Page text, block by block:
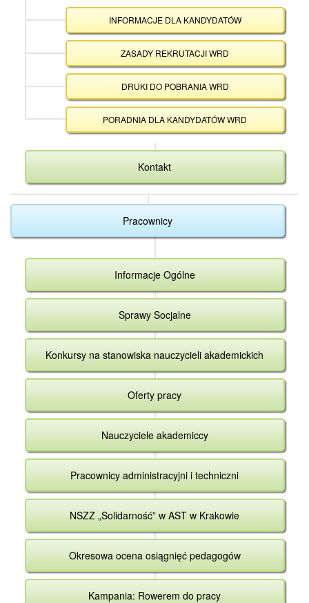
INFORMACJE DLA KANDYDATÓW
ZASADY REKRUTACJI WRD
DRUKI DO POBRANIA WRD
PORADNIA DLA KANDYDATÓW WRD
Kontakt
Pracownicy
Informacje Ogólne
Sprawy Socjalne
Konkursy na stanowiska nauczycieli akademickich
Oferty pracy
Nauczyciele akademiccy
Pracownicy administracyjni i techniczni
NSZZ „Solidarność” w AST w Krakowie
Okresowa ocena osiągnięć pedagogów
Kampania: Rowerem do pracy